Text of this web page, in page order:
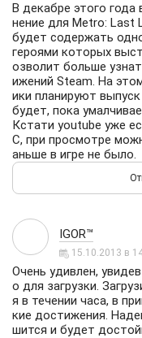
В декабре этого
нение для Metro: Last
будет содержать
героями которых
озволит больше
ижений Steam. На
ики планируют
будет, пока
Кстати youtube уже
C, при просмотре
аньше в игре не было.
IGOR™
15.10.2013 в
Очень удивлен,
о для загрузки.
я в течении часа, в
кие достижения.
шится и будет